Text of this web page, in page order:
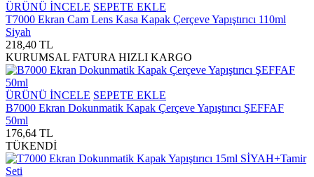
ÜRÜNÜ İNCELE SEPETE EKLE
T7000 Ekran Cam Lens Kasa Kapak Çerçeve Yapıştırıcı 110ml
Siyah
218,40 TL
KURUMSAL FATURA HIZLI KARGO
ÜRÜNÜ İNCELE SEPETE EKLE
B7000 Ekran Dokunmatik Kapak Çerçeve Yapıştırıcı ŞEFFAF
50ml
176,64 TL
TÜKENDİ